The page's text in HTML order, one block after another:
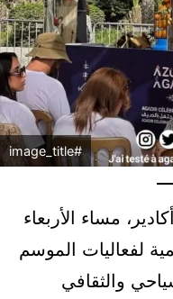
#image_title
مساء الأربعاء
رسمية لفعاليات الموسم
والثقافي